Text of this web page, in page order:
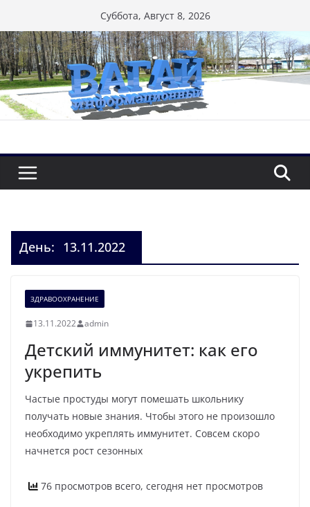
к
содержимому
Суббота, Август 8, 2026
День: 13.11.2022
ЗДРАВООХРАНЕНИЕ
13.11.2022 admin
Детский иммунитет: как его
укрепить
Частые простуды могут помешать школьнику
получать новые знания. Чтобы этого не произошло
необходимо укреплять иммунитет. Совсем скоро
начнется рост сезонных
76 просмотров всего, сегодня нет просмотров